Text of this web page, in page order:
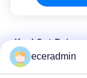
Keel Cat Baja
Custom Perhiasan
eceradmin